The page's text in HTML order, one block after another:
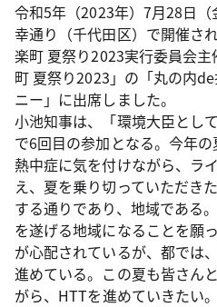
令和5年（2023年）7月28日
幸通り（千代田区）で開催さ
楽町 夏祭り2023実行委員会
町 夏祭り2023」の「丸の内
ニー」に出席しました。
小池知事は、「環境大臣とし
で6回目の参加となる。今年の
熱中症に気を付けながら、ラ
え、夏を乗り切っていただき
する通りであり、地域である
を遂げる地域になることを願
が心配されているが、都では
進めている。この夏も皆さん
がら、HTTを進めていきたい